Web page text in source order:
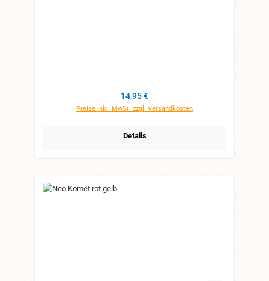
Regulärer Preis:
14,95 €
Preise inkl. MwSt. zzgl. Versandkosten
Details